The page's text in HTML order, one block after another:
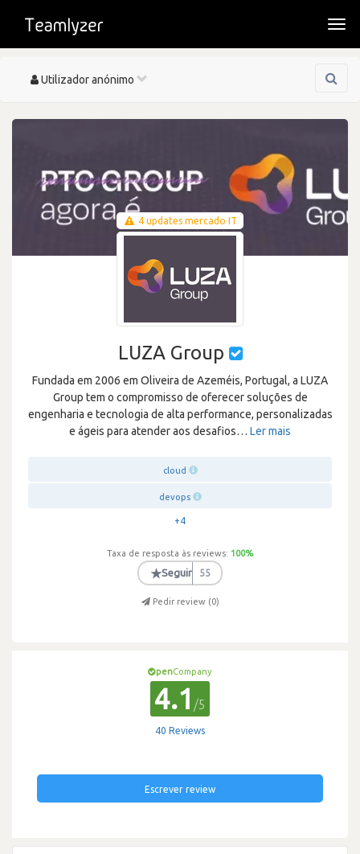
Toggle
Utilizador anónimo
4 updates mercado IT
LUZA Group
Fundada em 2006 em Oliveira de Azeméis, Portugal, a LUZA
Group tem o compromisso de oferecer soluções de
engenharia e tecnologia de alta performance, personalizadas
e ágeis para atender aos desafios… Ler mais
cloud
devops
+4
Taxa de resposta às reviews: 100%
★Seguir 55
Pedir review (0)
penCompany
4.1 /5
40 Reviews
Escrever review